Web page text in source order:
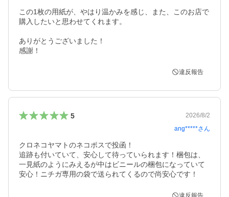
この1枚の用紙が、やはり温かみを感じ、また、このお店で
購入したいと思わせてくれます。
ありがとうございました！
感謝！
違反報告
5
2026/8/2
ang*****さん
クロネコヤマトのネコポスで投函！
追跡も付いていて、安心して待っていられます！梱包は、
一見紙のようにみえるが中はビニールの梱包になっていて
安心！ニチガ専用の袋で送られてくるので尚安心です！
違反報告